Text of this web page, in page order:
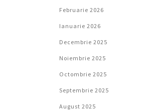
Februarie 2026
Ianuarie 2026
Decembrie 2025
Noiembrie 2025
Octombrie 2025
Septembrie 2025
August 2025